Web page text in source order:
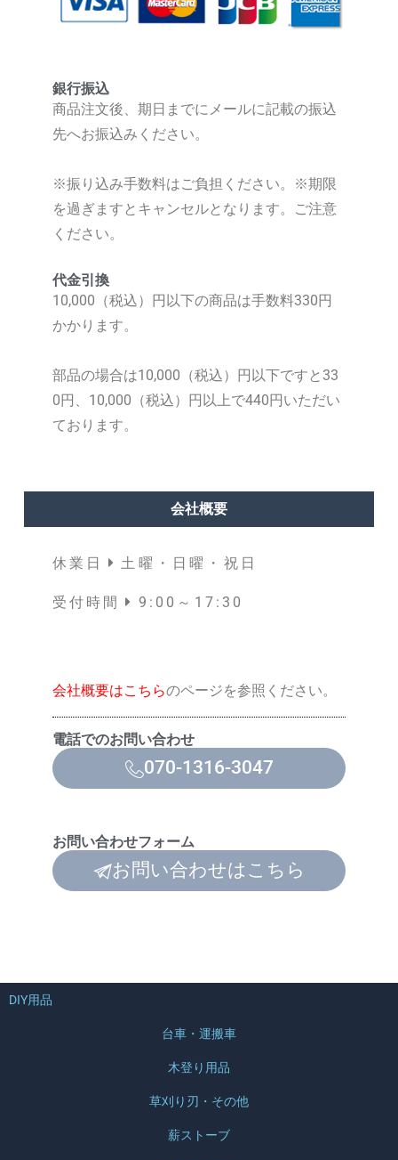
銀行振込
商品注文後、期日までにメールに記載の振込
先へお振込みください。
※振り込み手数料はご負担ください。
※期限
を過ぎますとキャンセルとなります。ご注意
ください。
代金引換
10,000（税込）円以下の商品は手数料330円
かかります。
部品の場合は10,000（税込）円以下ですと33
0円、10,000（税込）円以上で440円いただい
ております。
会社概要
休業日 土曜・日曜・祝日
受付時間 9:00～17:30
会社概要はこちらのページを参照ください。
電話でのお問い合わせ
070-1316-3047
お問い合わせフォーム
お問い合わせはこちら
DIY用品
台車・運搬車
木登り用品
草刈り刃・その他
薪ストーブ